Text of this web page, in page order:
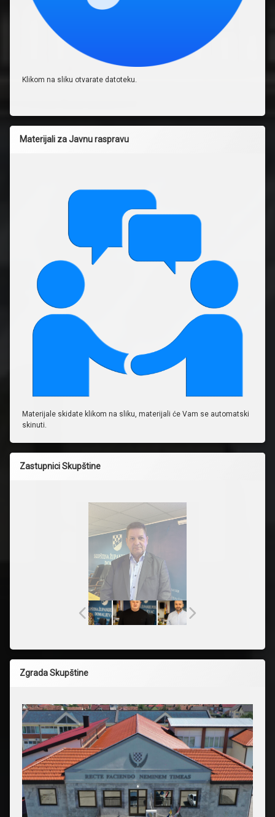
Klikom na sliku otvarate datoteku.
Materijali za Javnu raspravu
Materijale skidate klikom na sliku, materijali će Vam se automatski
skinuti.
Zastupnici Skupštine
Zgrada Skupštine